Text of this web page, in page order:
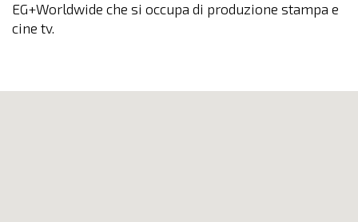
EG+Worldwide che si occupa di produzione stampa e
cine tv.